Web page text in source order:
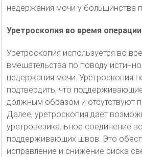
недержания мочи у большинства
Уретроскопия во время операции
Уретроскопия используется во
вмешательства по поводу
недержания мочи. Уретроскопия
подтвердить, что
должным образом и отсутствуют
Далее, уретроскопия дает
уретровезикальное соединение
поддерживающих швов. Это
исправление и снижение риска